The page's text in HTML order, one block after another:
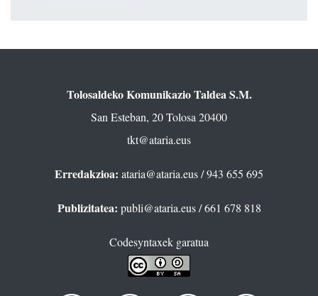
Tolosaldeko Komunikazio Taldea S.M.
San Esteban, 20 Tolosa 20400
tkt@ataria.eus
Erredakzioa: ataria@ataria.eus/ 943 655 695
Publizitatea: publi@ataria.eus/ 661 678 818
Codesyntaxek garatua